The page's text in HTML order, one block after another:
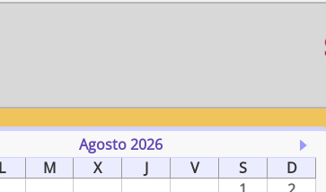
Agosto 2026
L
M X J V S
D